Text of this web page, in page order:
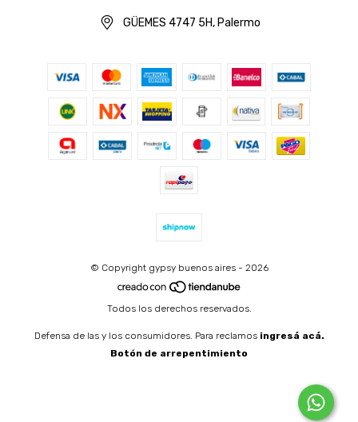
GÜEMES 4747 5H, Palermo
© Copyright gypsy buenos aires - 2026
Todos los derechos reservados.
Defensa de las y los consumidores. Para reclamos ingresá acá.
Botón de arrepentimiento